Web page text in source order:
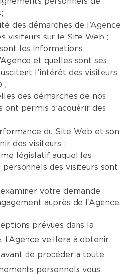
des démarches de l’Agence
visiteurs sur le Site Web ;
les informations
et quelles sont ses
l’intérêt des visiteurs
;
des démarches de nos
ont permis d’acquérir des
du Site Web et son
des visiteurs ;
législatif auquel les
personnels des visiteurs sont
examiner votre demande
auprès de l’Agence.
prévues dans la
l’Agence veillera à obtenir
de procéder à toute
personnels vous